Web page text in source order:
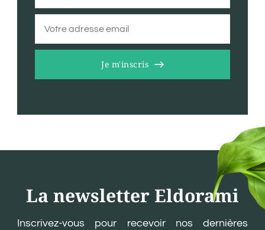
Je m'inscris
La newsletter Eldorami
Inscrivez-vous pour recevoir nos dernières